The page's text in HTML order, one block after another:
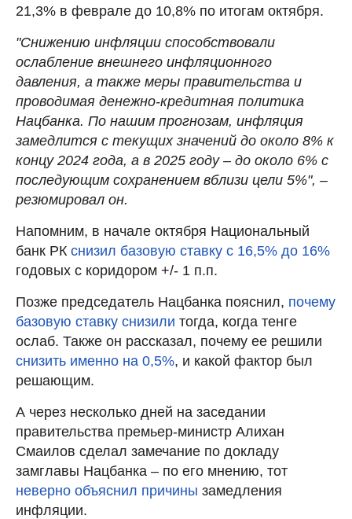
21,3% в феврале до 10,8% по итогам октября.
"Снижению инфляции способствовали
ослабление внешнего инфляционного
давления, а также меры правительства и
проводимая денежно-кредитная политика
Нацбанка. По нашим прогнозам, инфляция
замедлится с текущих значений до около 8% к
концу 2024 года, а в 2025 году – до около 6% с
последующим сохранением вблизи цели 5%", –
резюмировал он.
Напомним, в начале октября Национальный
банк РК снизил базовую ставку с 16,5% до 16%
годовых с коридором +/- 1 п.п.
Позже председатель Нацбанка пояснил, почему
базовую ставку снизили тогда, когда тенге
ослаб. Также он рассказал, почему ее решили
снизить именно на 0,5%, и какой фактор был
решающим.
А через несколько дней на заседании
правительства премьер-министр Алихан
Смаилов сделал замечание по докладу
замглавы Нацбанка – по его мнению, тот
неверно объяснил причины замедления
инфляции.